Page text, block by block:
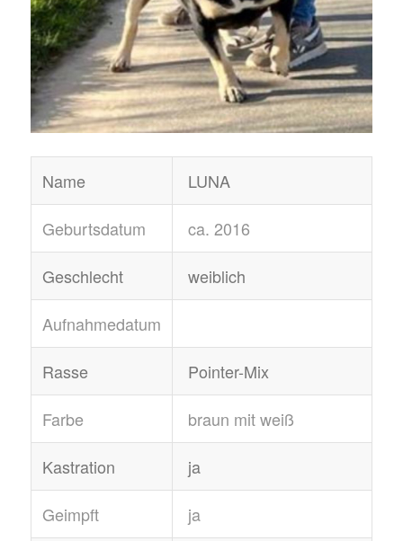
Name LUNA
Geburtsdatum ca. 2016
Geschlecht weiblich
Aufnahmedatum
Rasse Pointer-Mix
Farbe braun mit weiß
Kastration ja
Geimpft ja